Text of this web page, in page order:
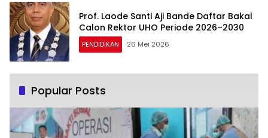
Prof. Laode Santi Aji Bande Daftar Bakal
Calon Rektor UHO Periode 2026–2030
PENDIDIKAN 26 Mei 2026
Popular Posts